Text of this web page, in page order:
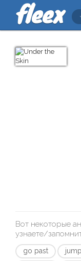
Вот некоторые
узнаете/
go past